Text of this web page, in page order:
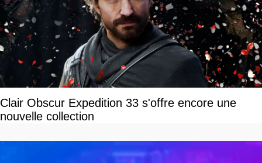
Clair Obscur Expedition 33 s'offre encore une
nouvelle collection